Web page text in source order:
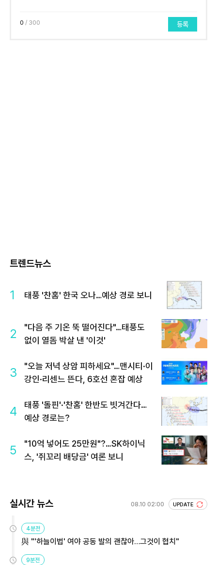
0 / 300 등록
트렌드뉴스
1 태풍 '찬홈' 한국 오나…예상 경로 보니
2
"다음 주 기온 뚝 떨어진다"…태풍도
없이 열돔 박살 낸 '이것'
3
"오늘 저녁 상암 피하세요"…맨시티·이
강인·리센느 뜬다, 6호선 혼잡 예상
4
태풍 '돌핀'·'찬홈' 한반도 빗겨간다…
예상 경로는?
5
"10억 넣어도 25만원"?…SK하이닉
스, '쥐꼬리 배당금' 여론 보니
실시간 뉴스 08.10 02:00 UPDATE
4분전
與 "'하늘이법' 여야 공동 발의 괜찮아…그것이 협치"
9분전